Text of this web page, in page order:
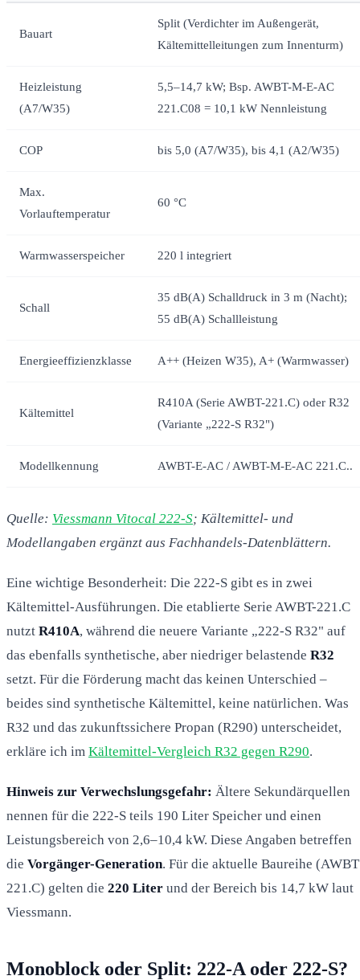
Bauart
Split (Verdichter im Außengerät,
Kältemittelleitungen zum Innenturm)
Heizleistung
(A7/W35)
5,5–14,7 kW; Bsp. AWBT-M-E-AC
221.C08 = 10,1 kW Nennleistung
COP bis 5,0 (A7/W35), bis 4,1 (A2/W35)
Max.
Vorlauftemperatur
60 °C
Warmwasserspeicher 220 l integriert
Schall
35 dB(A) Schalldruck in 3 m (Nacht);
55 dB(A) Schallleistung
Energieeffizienzklasse A++ (Heizen W35), A+ (Warmwasser)
Kältemittel
R410A (Serie AWBT-221.C) oder R32
(Variante „222-S R32")
Modellkennung AWBT-E-AC / AWBT-M-E-AC 221.C..
Quelle: Viessmann Vitocal 222-S; Kältemittel- und
Modellangaben ergänzt aus Fachhandels-Datenblättern.
Eine wichtige Besonderheit: Die 222-S gibt es in zwei
Kältemittel-Ausführungen. Die etablierte Serie AWBT-221.C
nutzt R410A, während die neuere Variante „222-S R32" auf
das ebenfalls synthetische, aber niedriger belastende R32
setzt. Für die Förderung macht das keinen Unterschied –
beides sind synthetische Kältemittel, keine natürlichen. Was
R32 und das zukunftssichere Propan (R290) unterscheidet,
erkläre ich im Kältemittel-Vergleich R32 gegen R290.
Hinweis zur Verwechslungsgefahr: Ältere Sekundärquellen
nennen für die 222-S teils 190 Liter Speicher und einen
Leistungsbereich von 2,6–10,4 kW. Diese Angaben betreffen
die Vorgänger-Generation. Für die aktuelle Baureihe (AWBT
221.C) gelten die 220 Liter und der Bereich bis 14,7 kW laut
Viessmann.
Monoblock oder Split: 222-A oder 222-S?